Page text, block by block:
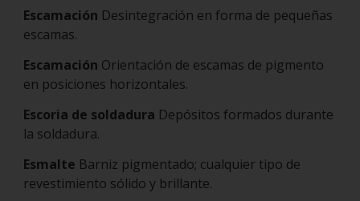
Escamación Desintegración en forma de pequeñas
escamas.
Escamación Orientación de escamas de pigmento
en posiciones horizontales.
Escoria de soldadura Depósitos formados durante
la soldadura.
Esmalte Barniz pigmentado; cualquier tipo de
revestimiento sólido y brillante.